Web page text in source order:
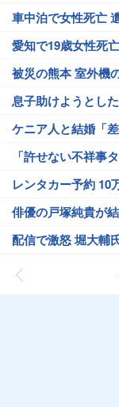
車中泊で女性死亡
愛知で19歳女性死
被災の熊本 室外機
息子助けようとし
ケニア人と結婚「
「許せない不祥事
レンタカー予約 10
俳優の戸塚純貴が
配信で激怒 堀大輔